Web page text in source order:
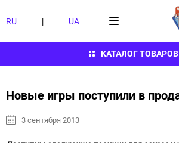
КАТАЛОГ ТОВАРОВ
RU | UA
Новые игры поступили в
3 сентября 2013